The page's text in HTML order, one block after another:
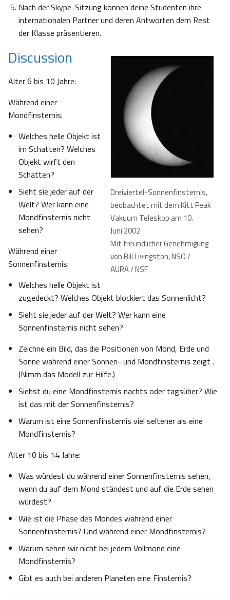
Nach der Skype-Sitzung können deine Studenten ihre
internationalen Partner und deren Antworten dem Rest
der Klasse präsentieren.
Dreiviertel-Sonnenfinsternis,
beobachtet mit dem Kitt Peak
Vakuum Teleskop am 10.
Juni 2002
Mit freundlicher Genehmigung
von Bill Livingston, NSO /
AURA / NSF
Discussion
Alter 6 bis 10 Jahre:
Während einer
Mondfinsternis:
Welches helle Objekt ist
im Schatten? Welches
Objekt wirft den
Schatten?
Sieht sie jeder auf der
Welt? Wer kann eine
Mondfinsternis nicht
sehen?
Während einer
Sonnenfinsternis:
Welches helle Objekt ist
zugedeckt? Welches Objekt blockiert das Sonnenlicht?
Sieht sie jeder auf der Welt? Wer kann eine
Sonnenfinsternis nicht sehen?
Zeichne ein Bild, das die Positionen von Mond, Erde und
Sonne während einer Sonnen- und Mondfinsternis zeigt .
(Nimm das Modell zur Hilfe.)
Siehst du eine Mondfinsternis nachts oder tagsüber? Wie
ist das mit der Sonnenfinsternis?
Warum ist eine Sonnenfinsternis viel seltener als eine
Mondfinsternis?
Alter 10 bis 14 Jahre:
Was würdest du während einer Sonnenfinsternis sehen,
wenn du auf dem Mond ständest und auf die Erde sehen
würdest?
Wie ist die Phase des Mondes während einer
Sonnenfinsternis? Und während einer Mondfinsternis?
Warum sehen wir nicht bei jedem Vollmond eine
Mondfinsternis?
Gibt es auch bei anderen Planeten eine Finsternis?